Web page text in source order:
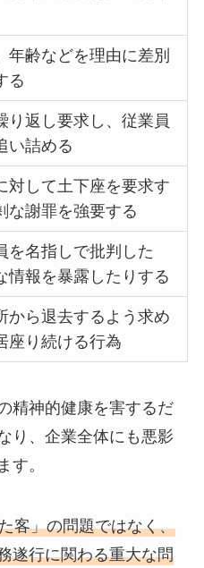
年齢などを理由に差別
る
り返し要求し、従業員
い詰める
対して土下座を要求す
な謝罪を強要する
を名指しで批判した
情報を暴露したりする
から退去するよう求め
座り続ける行為
精神的健康を害するだ
り、企業全体にも悪影
す。
客」の問題ではなく、
遂行に関わる重大な問